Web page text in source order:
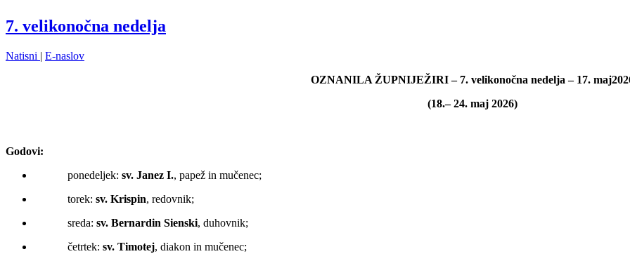
7. velikonočna nedelja
Natisni | E-naslov
OZNANILA ŽUPNIJEŽIRI – 7. velikonočna nedelja – 17. maj202
(18.–24. maj 2026)
Godovi:
ponedeljek: sv. Janez I., papež in mučenec;
torek: sv. Krispin, redovnik;
sreda: sv. Bernardin Sienski, duhovnik;
četrtek: sv. Timotej, diakon in mučenec;